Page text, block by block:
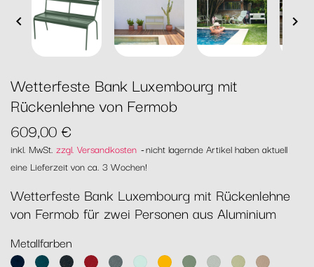
 
Wetterfeste Bank Luxembourg mit
Rückenlehne von Fermob
609,00 €
inkl. MwSt. zzgl. Versandkosten nicht lagernde Artikel haben aktuell
eine Lieferzeit von ca. 3 Wochen!
Wetterfeste Bank Luxembourg mit Rückenlehne
von Fermob für zwei Personen aus Aluminium
Metallfarben